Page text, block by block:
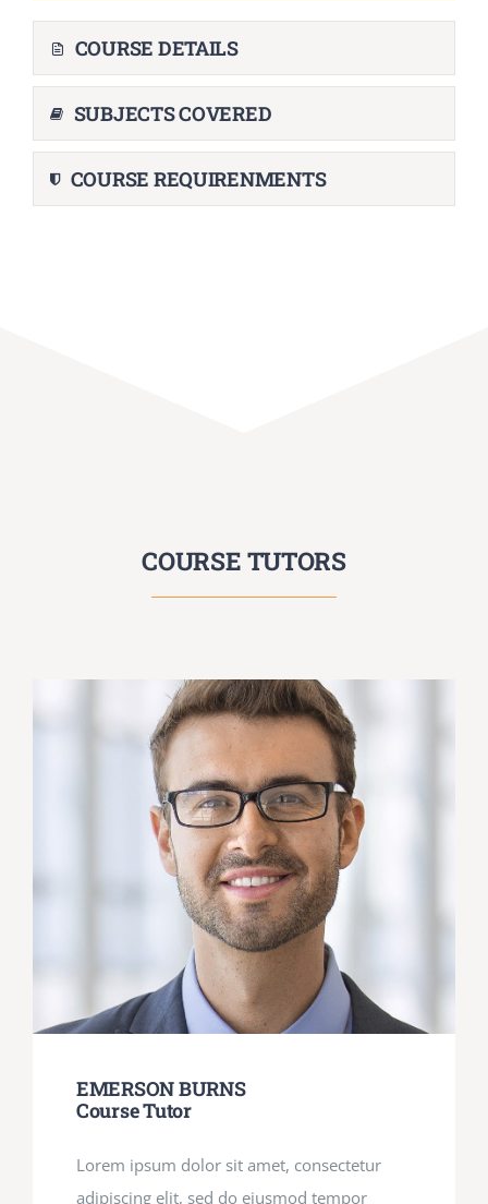
COURSE DETAILS
SUBJECTS COVERED
COURSE REQUIRENMENTS
COURSE TUTORS
EMERSON BURNS
Course Tutor
Lorem ipsum dolor sit amet, consectetur
adipiscing elit, sed do eiusmod tempor